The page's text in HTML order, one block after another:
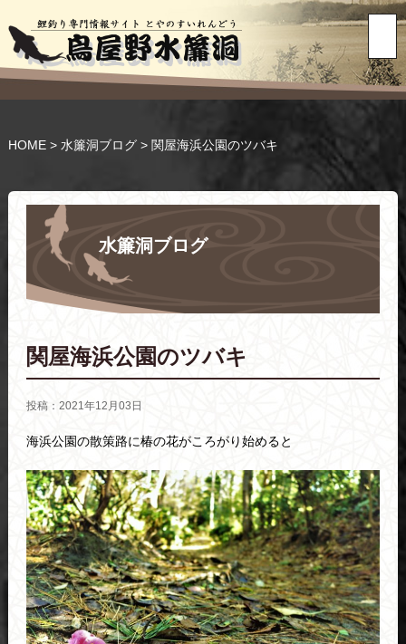
HOME> 水簾洞ブログ> 関屋海浜公園のツバキ
水簾洞ブログ
関屋海浜公園のツバキ
投稿：2021年12月03日
海浜公園の散策路に椿の花がころがり始めると